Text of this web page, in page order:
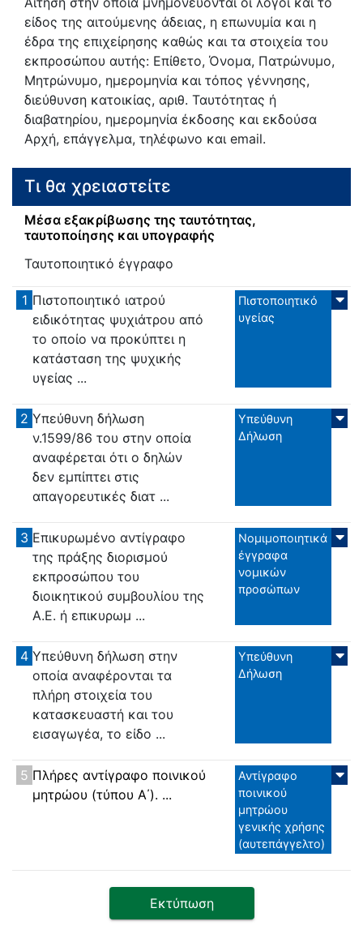
είδος της αιτούμενης άδειας, η επωνυμία και η
έδρα της επιχείρησης καθώς και τα στοιχεία του
εκπροσώπου αυτής: Επίθετο, Όνομα, Πατρώνυμο,
Μητρώνυμο, ημερομηνία και τόπος γέννησης,
διεύθυνση κατοικίας, αριθ. Ταυτότητας ή
διαβατηρίου, ημερομηνία έκδοσης και εκδούσα
Αρχή, επάγγελμα, τηλέφωνο και email.
Τι θα χρειαστείτε
Μέσα εξακρίβωσης της ταυτότητας,
ταυτοποίησης και υπογραφής
Ταυτοποιητικό έγγραφο
1 Πιστοποιητικό ιατρού
ειδικότητας ψυχιάτρου από
το οποίο να προκύπτει η
κατάσταση της ψυχικής
υγείας ...
Πιστοποιητικό
υγείας
2 Υπεύθυνη δήλωση
ν.1599/86 του στην οποία
αναφέρεται ότι ο δηλών
δεν εμπίπτει στις
απαγορευτικές διατ ...
Υπεύθυνη
Δήλωση
3 Επικυρωμένο αντίγραφο
της πράξης διορισμού
εκπροσώπου του
διοικητικού συμβουλίου της
Α.Ε. ή επικυρωμ ...
Νομιμοποιητικά
έγγραφα
νομικών
προσώπων
4 Υπεύθυνη δήλωση στην
οποία αναφέρονται τα
πλήρη στοιχεία του
κατασκευαστή και του
εισαγωγέα, το είδο ...
Υπεύθυνη
Δήλωση
5 Πλήρες αντίγραφο ποινικού
μητρώου (τύπου Α΄). ...
Αντίγραφο
ποινικού
μητρώου
γενικής χρήσης
(αυτεπάγγελτο)
Εκτύπωση